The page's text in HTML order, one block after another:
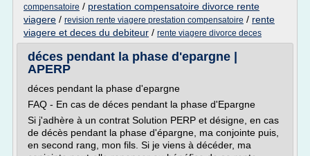
compensatoire / prestation compensatoire divorce rente
viagere / revision rente viagere prestation compensatoire / rente
viagere et deces du debiteur / rente viagere divorce deces
déces pendant la phase d'epargne |
APERP
déces pendant la phase d'epargne
FAQ - En cas de déces pendant la phase d'Epargne
Si j'adhère à un contrat Solution PERP et désigne, en cas
de décès pendant la phase d'épargne, ma conjointe puis,
en second rang, mon fils. Si je viens à décéder, ma